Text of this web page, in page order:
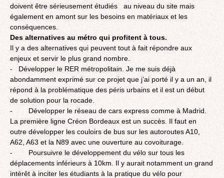
doivent être sérieusement étudiés au niveau du site mais
également en amont sur les besoins en matériaux et les
conséquences.
Des alternatives au métro qui profitent à tous.
Il y a des alternatives qui peuvent tout à fait répondre aux
enjeux et servir le plus grand nombre.
- Développer le RER métropolitain. Je me suis déjà
abondamment exprimé sur ce projet que j’ai porté il y a un an, il
répond à la problématique des péris urbains et il est un début
de solution pour la rocade.
- Développer le réseau de cars express comme à Madrid.
La première ligne Créon Bordeaux est un succès. Il faut en
outre développer les couloirs de bus sur les autoroutes A10,
A62, A63 et la N89 avec une ouverture au covoiturage.
- Poursuivre le développement du vélo sur tous les
déplacements inférieurs à 10km. Il y aurait notamment un grand
intérêt à inciter les étudiants à la pratique du vélo pour